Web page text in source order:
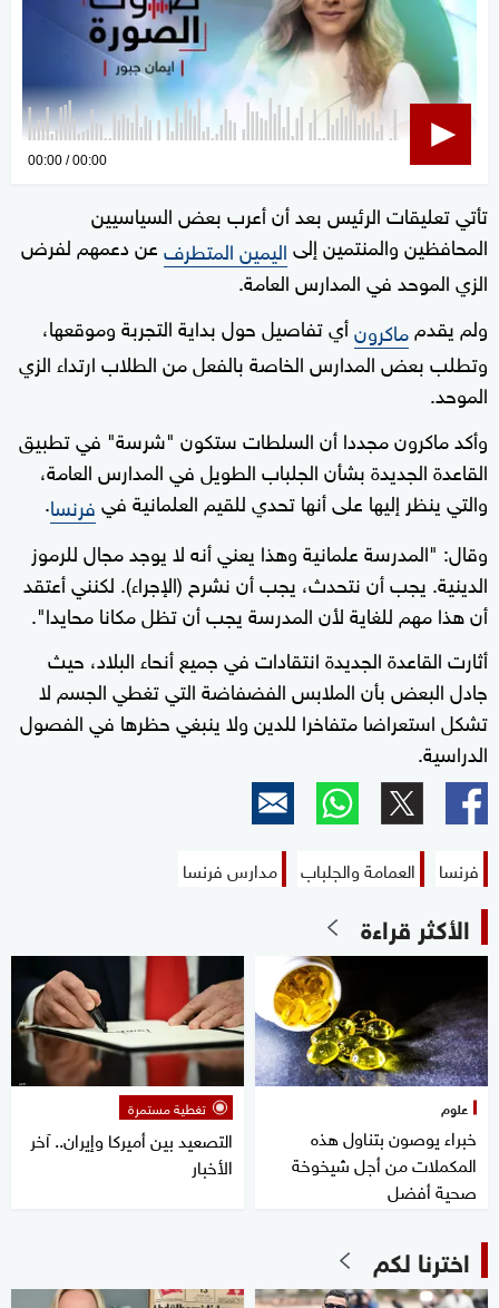
0
seconds
00:00 00:00
تأتي تعليقات الرئيس بعد أن أعرب بعض السياسيين
المحافظين والمنتمين إلىاليمين المتطرفعن دعمهم لفرض
الزي الموحد في المدارس العامة.
ولم يقدمماكرونأي تفاصيل حول بداية التجربة وموقعها،
وتطلب بعض المدارس الخاصة بالفعل من الطلاب ارتداء الزي
الموحد.
وأكد ماكرون مجددا أن السلطات ستكون "شرسة" في تطبيق
القاعدة الجديدة بشأن الجلباب الطويل في المدارس العامة،
والتي ينظر إليها على أنها تحدي للقيم العلمانية فيفرنسا.
وقال: "المدرسة علمانية وهذا يعني أنه لا يوجد مجال للرموز
الدينية. يجب أن نتحدث، يجب أن نشرح (الإجراء). لكنني أعتقد
أن هذا مهم للغاية لأن المدرسة يجب أن تظل مكانا محايدا".
أثارت القاعدة الجديدة انتقادات في جميع أنحاء البلاد، حيث
جادل البعض بأن الملابس الفضفاضة التي تغطي الجسم لا
تشكل استعراضا متفاخرا للدين ولا ينبغي حظرها في الفصول
الدراسية.
فرنسا العمامة والجلباب مدارس فرنسا
الأكثر قراءة
علوم
خبراء يوصون بتناول هذه
المكملات من أجل شيخوخة
صحية أفضل
تغطية مستمرة
التصعيد بين أميركا وإيران.. آخر
الأخبار
اخترنا لكم